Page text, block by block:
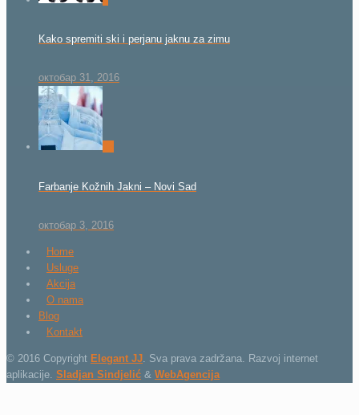
Kako spremiti ski i perjanu jaknu za zimu
октобар 31, 2016
Farbanje Kožnih Jakni – Novi Sad
октобар 3, 2016
Home
Usluge
Akcija
O nama
Blog
Kontakt
© 2016 Copyright Elegant JJ . Sva prava zadržana. Razvoj internet
aplikacije. Sladjan Sindjelić & WebAgencija